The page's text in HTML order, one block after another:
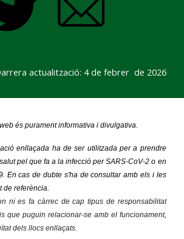
actualització: 4 de febrer de 2026
és purament informativa i divulgativa.
enllaçada ha de ser utilitzada per a prendre
pel que fa a la infecció per SARS-CoV-2 o en
En cas de dubte s'ha de consultar amb els i les
de referència.
ni es fa càrrec de cap tipus de responsabilitat
que puguin relacionar-se amb el funcionament,
dels llocs enllaçats.